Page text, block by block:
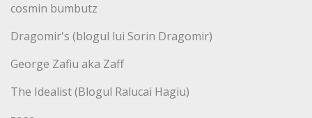
cosmin bumbutz
Dragomir's (blogul lui Sorin Dragomir)
George Zafiu aka Zaff
The Idealist (Blogul Ralucai Hagiu)